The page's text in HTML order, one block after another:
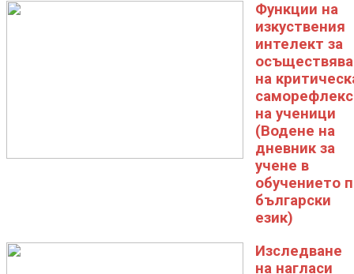
Функции на
изкуствения
интелект за
на
на ученици
(Водене на
дневник за
учене в
обучението
български
език)
Изследване
на нагласи